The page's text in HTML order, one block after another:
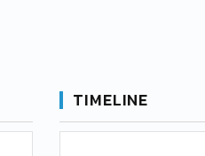
TIMELINE